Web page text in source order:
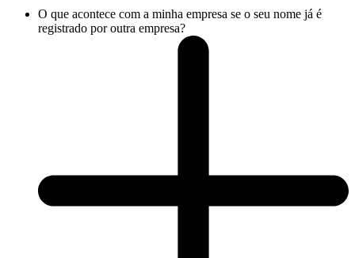
O que acontece com a minha empresa se o seu nome já é
registrado por outra empresa?